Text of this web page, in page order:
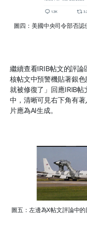
圖四：美國中央司令部否
繼續查看IRIB帖文的評
核帖文中預警機貼著銀
就被修復了」回應IRIB
中，清晰可見右下角有
片應為AI生成。
圖五：左邊為X帖文評論中